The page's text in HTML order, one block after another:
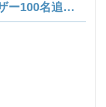
Seat」 製品説明
座席予約システム （ユーザー100名追加オプション）